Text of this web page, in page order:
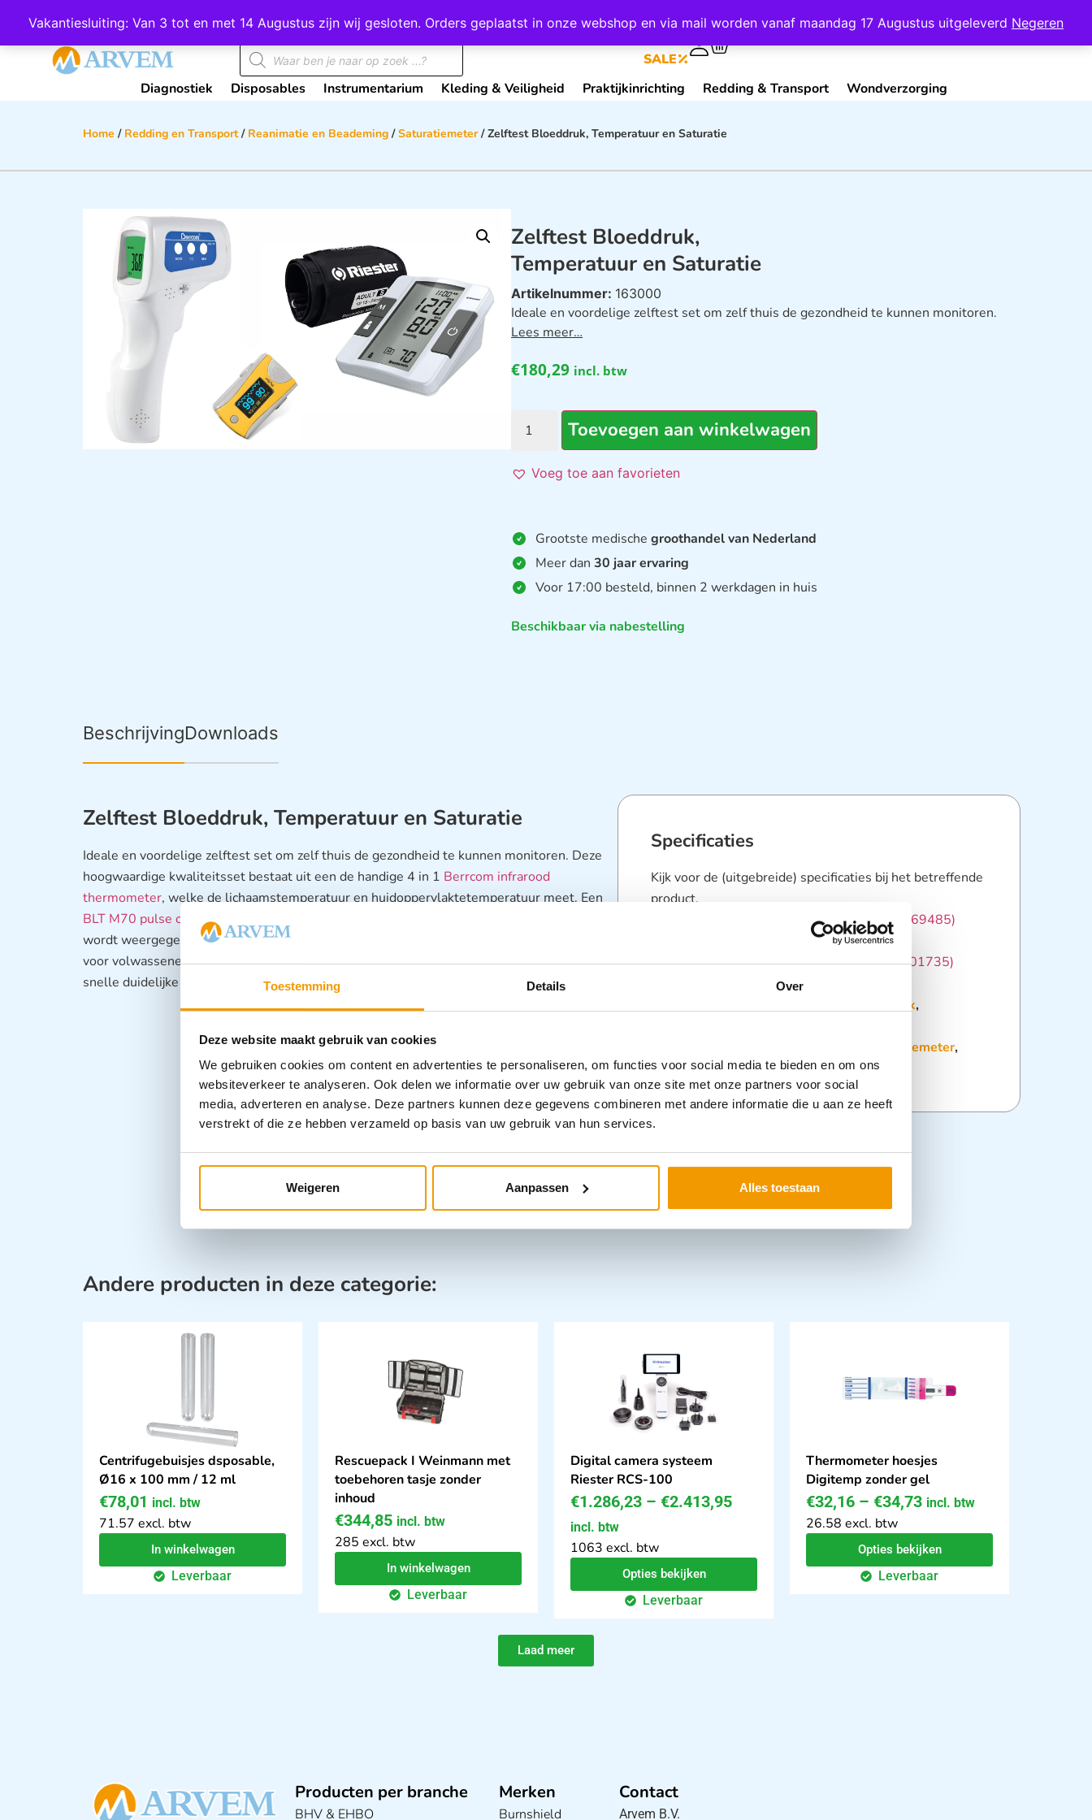
Toestemming Details Over
Deze website maakt gebruik van cookies
We gebruiken cookies om content en advertenties te personaliseren, om functies voor social media te bieden en om ons
websiteverkeer te analyseren. Ook delen we informatie over uw gebruik van onze site met onze partners voor social
media, adverteren en analyse. Deze partners kunnen deze gegevens combineren met andere informatie die u aan ze heeft
verstrekt of die ze hebben verzameld op basis van uw gebruik van hun services.
Weigeren Aanpassen Alles toestaan
Vakantiesluiting: Van 3 tot en met 14 Augustus zijn wij gesloten. Orders geplaatst in onze webshop en via mail worden vanaf maandag 17 Augustus uitgeleverd Negeren
Wij scoren een 4,8 op Google Mijn Account Contact
SALE
Diagnostiek Disposables Instrumentarium Kleding & Veiligheid Praktijkinrichting Redding & Transport Wondverzorging
Home / Redding en Transport/ Reanimatie en Beademing /Saturatiemeter/ Zelftest Bloeddruk, Temperatuur en Saturatie
Zelftest Bloeddruk,
Temperatuur en Saturatie
Artikelnummer: 163000
Ideale en voordelige zelftest set om zelf thuis de gezondheid te kunnen monitoren.
Lees meer…
€180,29 incl. btw
Toevoegen aan winkelwagen
Voeg toe aan favorieten
Grootste medischegroothandel van Nederland
Meer dan30 jaar ervaring
Voor 17:00 besteld, binnen 2 werkdagen in huis
Beschikbaar via nabestelling
BeschrijvingDownloads
Zelftest Bloeddruk, Temperatuur en Saturatie
Ideale en voordelige zelftest set om zelf thuis de gezondheid te kunnen monitoren. Deze
hoogwaardige kwaliteitsset bestaat uit een de handige 4 in 1 Berrcom infrarood
thermometer, welke de lichaamstemperatuur en huidoppervlaktetemperatuur meet. Een
BLT M70 pulse oximeter
wordt weergegeven. En eenRiester Ri-champion SmartPRO
voor volwassenen (24-43cm armomtrek). Deze bloeddrukmeter staat garant voor een
snelle duidelijke en uitermate betrouwbaardere meting.
Specificaties
Kijk voor de (uitgebreide) specificaties bij het betreffende
product.
Berrcom infrarood thermometer (artikelnr.
169485)
BLT M70 saturatiemeter (artikelnr.169992
Riester Ri-champion SmartPRO (artikelnr.R01735)
Diagnostiek,
Saturatiemeter,
Saturatiemeter,Thermometers
Andere producten in deze categorie:
Centrifugebuisjes dsposable,
Ø16 x 100 mm / 12 ml
€78,01 incl. btw
71.57 excl. btw
In winkelwagen
Leverbaar
Rescuepack I Weinmann met
toebehoren tasje zonder
inhoud
€344,85 incl. btw
285 excl. btw
In winkelwagen
Leverbaar
Digital camera systeem
Riester RCS-100
€1.286,23 – €2.413,95
incl. btw
1063 excl. btw
Opties bekijken
Leverbaar
Thermometer hoesjes
Digitemp zonder gel
€32,16 – €34,73 incl. btw
26.58 excl. btw
Opties bekijken
Leverbaar
Laad meer
Producten per branche
BHV & EHBO
Merken
Burnshield
Contact
Arvem B.V.